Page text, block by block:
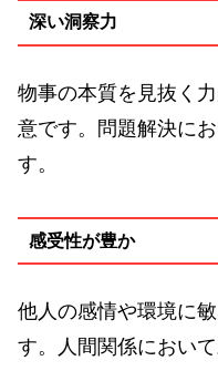
深い洞察力
物事の本質を見抜く
意です。問題解決に
す。
感受性が豊か
他人の感情や環境に
す。人間関係におい